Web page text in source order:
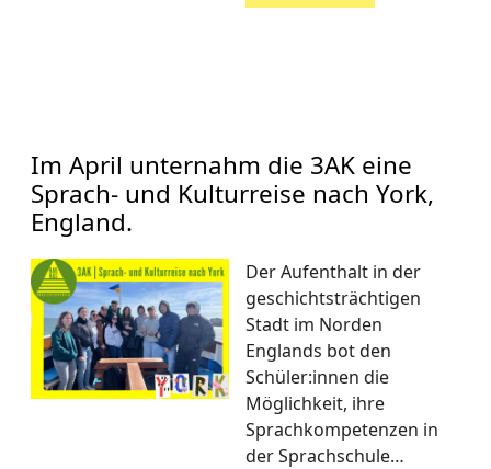
Im April unternahm die 3AK eine
Sprach- und Kulturreise nach York,
England.
Der Aufenthalt in der
geschichtsträchtigen
Stadt im Norden
Englands bot den
Schüler:innen die
Möglichkeit, ihre
Sprachkompetenzen in
der Sprachschule…